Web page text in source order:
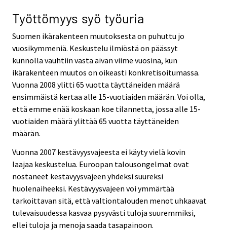
Työttömyys syö työuria
Suomen ikärakenteen muutoksesta on puhuttu jo
vuosikymmeniä. Keskustelu ilmiöstä on päässyt
kunnolla vauhtiin vasta aivan viime vuosina, kun
ikärakenteen muutos on oikeasti konkretisoitumassa.
Vuonna 2008 ylitti 65 vuotta täyttäneiden määrä
ensimmäistä kertaa alle 15-vuotiaiden määrän. Voi olla,
että emme enää koskaan koe tilannetta, jossa alle 15-
vuotiaiden määrä ylittää 65 vuotta täyttäneiden
määrän.
Vuonna 2007 kestävyysvajeesta ei käyty vielä kovin
laajaa keskustelua. Euroopan talousongelmat ovat
nostaneet kestävyysvajeen yhdeksi suureksi
huolenaiheeksi. Kestävyysvajeen voi ymmärtää
tarkoittavan sitä, että valtiontalouden menot uhkaavat
tulevaisuudessa kasvaa pysyvästi tuloja suuremmiksi,
ellei tuloja ja menoja saada tasapainoon.